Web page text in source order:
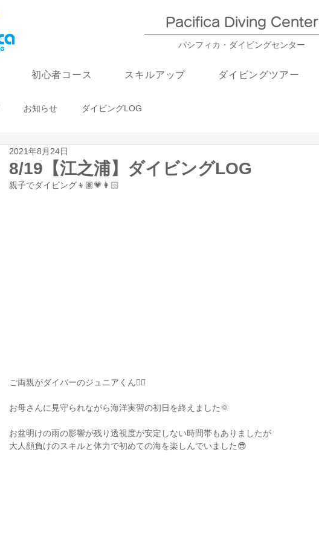
Pacifica Diving Center​
パシフィカ・ダイビングセンター
初心者コース スキルアップ ダイビングツアー
お知らせ ダイビングLOG
8/19【江之浦】ダイビングLOG
2021年8月24日
親子でダイビング👦🏽💗👩🏻
ご両親がダイバーのジュニアくん👌🏾
お母さんに見守られながら海洋実習の初日を終えました🌞
お盆明けの雨の影響が残り透視度が安定しない時間帯もありましたが
大人顔負けのスキルと体力で初めての海を楽しんでいました😎